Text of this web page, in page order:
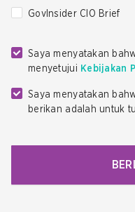
GovInsider CIO Brief
Saya menyatakan
menyetujui Kebijakan
Saya menyatakan
berikan adalah untuk